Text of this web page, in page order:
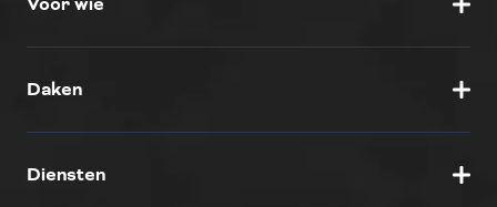
Daken
Diensten